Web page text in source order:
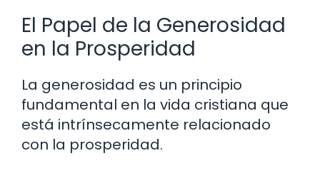
El Papel de la Generosidad
en la Prosperidad
La generosidad es un principio
fundamental en la vida cristiana que
está intrínsecamente relacionado
con la prosperidad.